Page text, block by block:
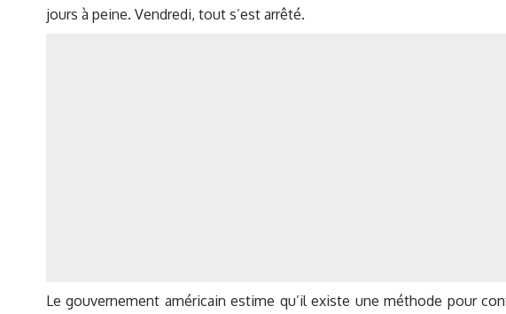
jours à peine. Vendredi, tout s’est arrêté.
Le gouvernement américain estime qu’il existe une méthode pour